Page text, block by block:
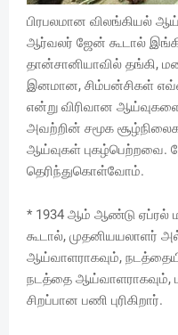
பிரபலமான விலங்கியல்
ஆர்வலர் ஜேன் கூடால்
தான்சானியாவில் தங்கி,
இனமான, சிம்பன்சிகள்
என்று விரிவான
அவற்றின் சமூக
ஆய்வுகள் புகழ்பெற்றவை.
தெரிந்துகொள்வோம்.
* 1934 ஆம் ஆண்டு ஏப்ரல்
கூடால், முதனியயலாளர்
ஆய்வாளராகவும்,
நடத்தை ஆய்வாளராகவும்,
சிறப்பான பணி புரிகிறார்.